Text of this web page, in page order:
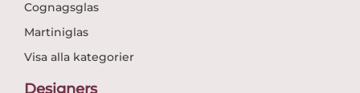
Cognagsglas
Martiniglas
Visa alla kategorier
Designers